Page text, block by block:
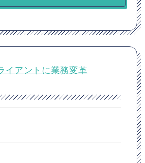
イアントに業務変革